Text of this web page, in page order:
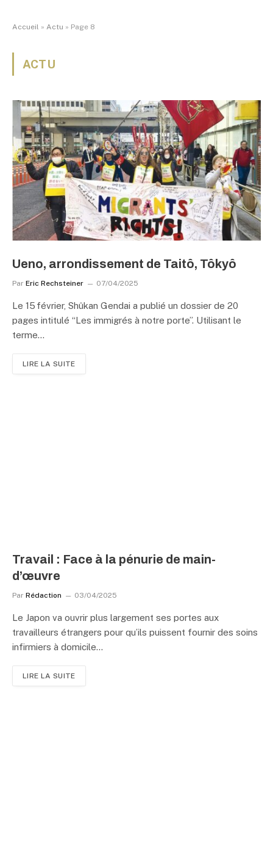
Accueil » Actu » Page 8
ACTU
Ueno, arrondissement de Taitô, Tôkyô
Par Eric Rechsteiner 07/04/2025
Le 15 février, Shûkan Gendai a publié un dossier de 20
pages intitulé “Les immigrés à notre porte”. Utilisant le
terme…
LIRE LA SUITE
Travail : Face à la pénurie de main-
d’œuvre
Par Rédaction 03/04/2025
Le Japon va ouvrir plus largement ses portes aux
travailleurs étrangers pour qu’ils puissent fournir des soins
infirmiers à domicile…
LIRE LA SUITE